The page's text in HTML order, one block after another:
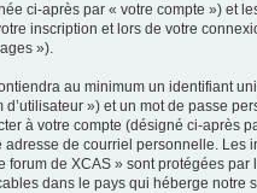
ci-après par « votre compte ») et
inscription et lors de votre
»).
au minimum un identifiant
d’utilisateur ») et un mot de passe
à votre compte (désigné ci-après
adresse de courriel personnelle. Les
forum de XCAS » sont protégées
dans le pays qui héberge notre